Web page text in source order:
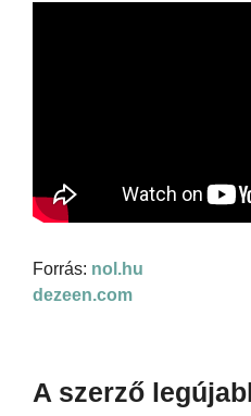
Forrás: nol.hu
dezeen.com
A szerző